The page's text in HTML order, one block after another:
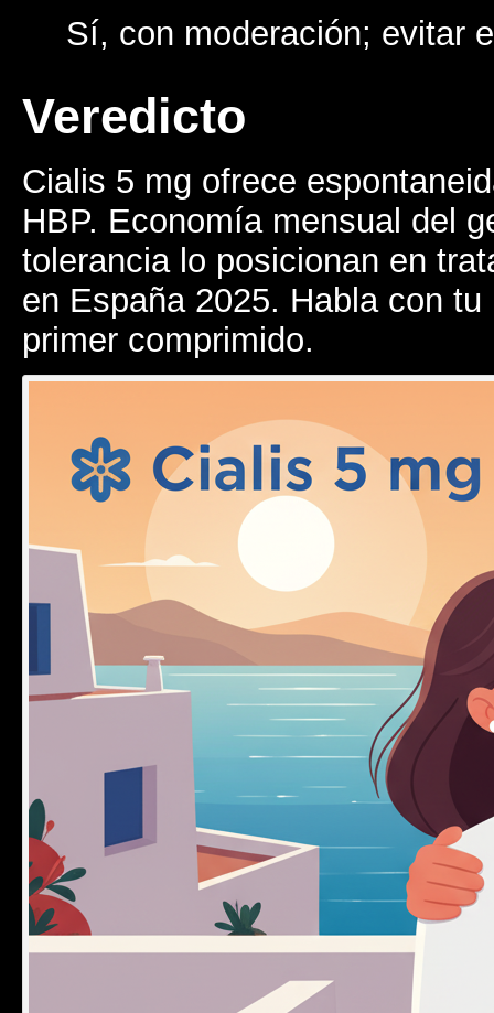
Sí, con moderación; evitar
Veredicto
Cialis 5 mg ofrece
HBP. Economía mensual del
tolerancia lo posicionan en
en España 2025. Habla con
primer comprimido.